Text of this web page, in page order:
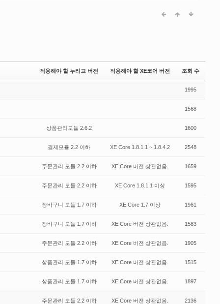
적용해야 할 누리고 버전 적용해야 할 XE코어 버전 조회 수
1995
1568
상품관리모듈 2.6.2 1600
결제모듈 2.2 이하 XE Core 1.8.1.1 ~ 1.8.4.2 2548
주문관리 모듈 2.2 이하 XE Core 버전 상관없음. 1659
주문관리 모듈 2.2 이하 XE Core 1.8.1.1 이상 1595
장바구니 모듈 1.7 이하 XE Core 1.7 이상 1961
장바구니 모듈 1.7 이하 XE Core 버전 상관없음. 1583
주문관리 모듈 2.2 이하 XE Core 버전 상관없음. 1905
상품관리 모듈 1.7 이하 XE Core 버전 상관없음. 1515
상품관리 모듈 1.7 이하 XE Core 버전 상관없음. 1897
주문관리 모듈 2.2 이하 XE Core 버전 상관없음. 2136